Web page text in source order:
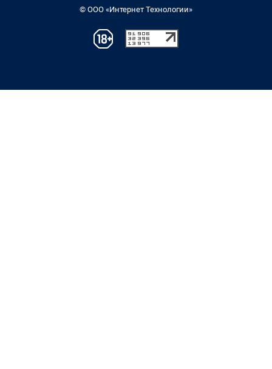
© ООО «Интернет Технологии»